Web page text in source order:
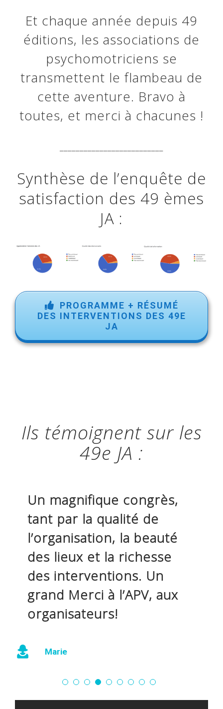
Et chaque année depuis 49
éditions, les associations de
psychomotriciens se
transmettent le flambeau de
cette aventure. Bravo à
toutes, et merci à chacunes !
Synthèse de l’enquête de
satisfaction des 49 èmes
JA :
PROGRAMME + RÉSUMÉ
DES INTERVENTIONS DES 49E
JA
Ils témoignent sur les
49e JA :
Un magnifique congrès,
tant par la qualité de
l’organisation, la beauté
des lieux et la richesse
des interventions. Un
grand Merci à l’APV, aux
organisateurs!
Marie